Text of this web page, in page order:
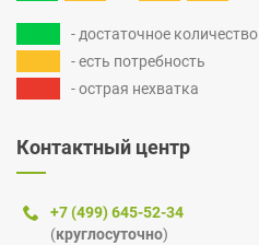
- достаточное количество
- есть потребность
- острая нехватка
Контактный центр
+7 (499) 645-52-34
(круглосуточно)